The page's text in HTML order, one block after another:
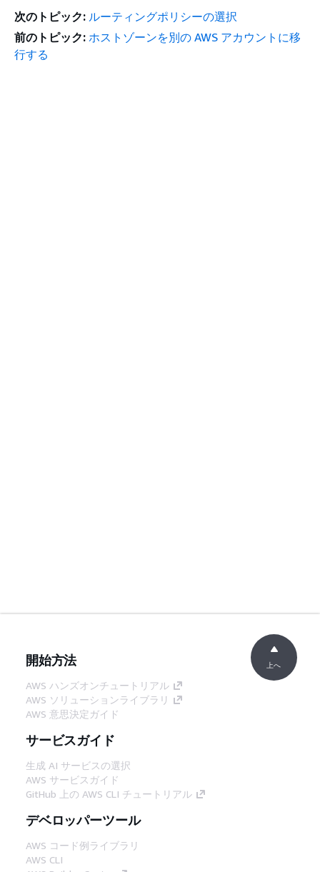
次のトピック: ルーティングポリシーの選択
前のトピック: ホストゾーンを別の AWS アカウントに移
行する
開始方法
AWS ハンズオンチュートリアル
AWS ソリューションライブラリ
AWS 意思決定ガイド
サービスガイド
生成 AI サービスの選択
AWS サービスガイド
GitHub 上の AWS CLI チュートリアル
デベロッパーツール
AWS コード例ライブラリ
AWS CLI
上へ